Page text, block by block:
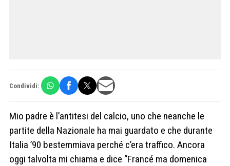
Condividi:
Mio padre è l’antitesi del calcio, uno che neanche le
partite della Nazionale ha mai guardato e che durante
Italia ’90 bestemmiava perché c’era traffico. Ancora
oggi talvolta mi chiama e dice “Francé ma domenica